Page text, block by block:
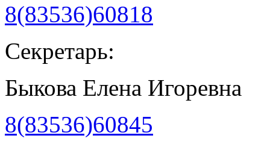
8(83536)60818
Секретарь:
Быкова Елена Игоревна
8(83536)60845